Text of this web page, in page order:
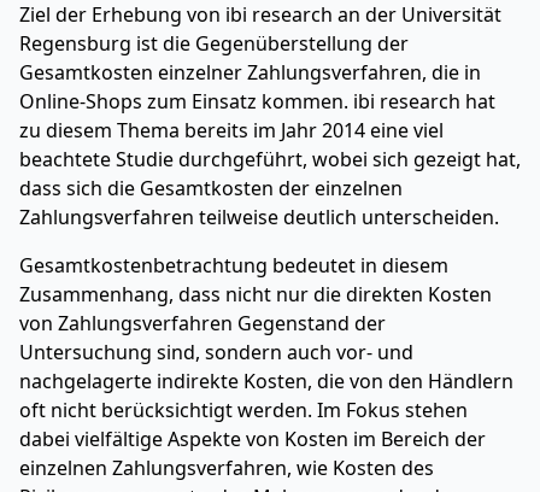
Ziel der Erhebung von ibi research an der Universität
Regensburg ist die Gegenüberstellung der
Gesamtkosten einzelner Zahlungsverfahren, die in
Online-Shops zum Einsatz kommen. ibi research hat
zu diesem Thema bereits im Jahr 2014 eine viel
beachtete Studie durchgeführt, wobei sich gezeigt hat,
dass sich die Gesamtkosten der einzelnen
Zahlungsverfahren teilweise deutlich unterscheiden.
Gesamtkostenbetrachtung bedeutet in diesem
Zusammenhang, dass nicht nur die direkten Kosten
von Zahlungsverfahren Gegenstand der
Untersuchung sind, sondern auch vor- und
nachgelagerte indirekte Kosten, die von den Händlern
oft nicht berücksichtigt werden. Im Fokus stehen
dabei vielfältige Aspekte von Kosten im Bereich der
einzelnen Zahlungsverfahren, wie Kosten des